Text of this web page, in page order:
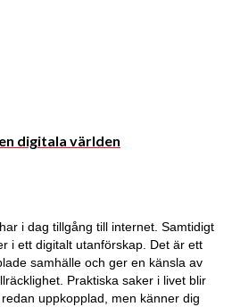
digitala världen
i dag tillgång till internet. Samtidigt
i ett digitalt utanförskap. Det är ett
samhälle och ger en känsla av
Praktiska saker i livet blir
uppkopplad, men känner dig